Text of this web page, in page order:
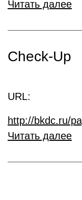
Читать далее
Check-Up
URL:
http://bkdc.ru/
Читать далее